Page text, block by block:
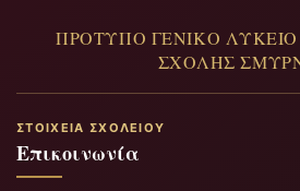
ΣΤΟΙΧΕΊΑ ΣΧΟΛΕΊΟΥ
Επικοινωνία